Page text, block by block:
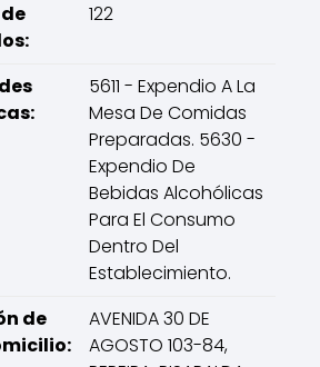
122
5611 - Expendio A La
Mesa De Comidas
Preparadas. 5630 -
Expendio De
Bebidas Alcohólicas
Para El Consumo
Dentro Del
Establecimiento.
de
AVENIDA 30 DE
AGOSTO 103-84,